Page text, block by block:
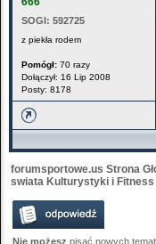
SOGI: 592725
z piekła rodem
Pomógł: 70 razy
Dołączył: 16 Lip 2008
Posty: 8178
forumsportowe.us Strona
swiata Kulturystyki i Fitness
Nie możesz pisać nowych